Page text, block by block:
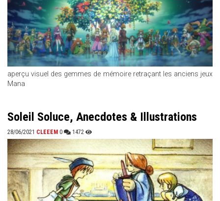
aperçu visuel des gemmes de mémoire retraçant les anciens jeux
Mana
Soleil Soluce, Anecdotes & Illustrations
28/06/2021 CLEEEM 0 1472